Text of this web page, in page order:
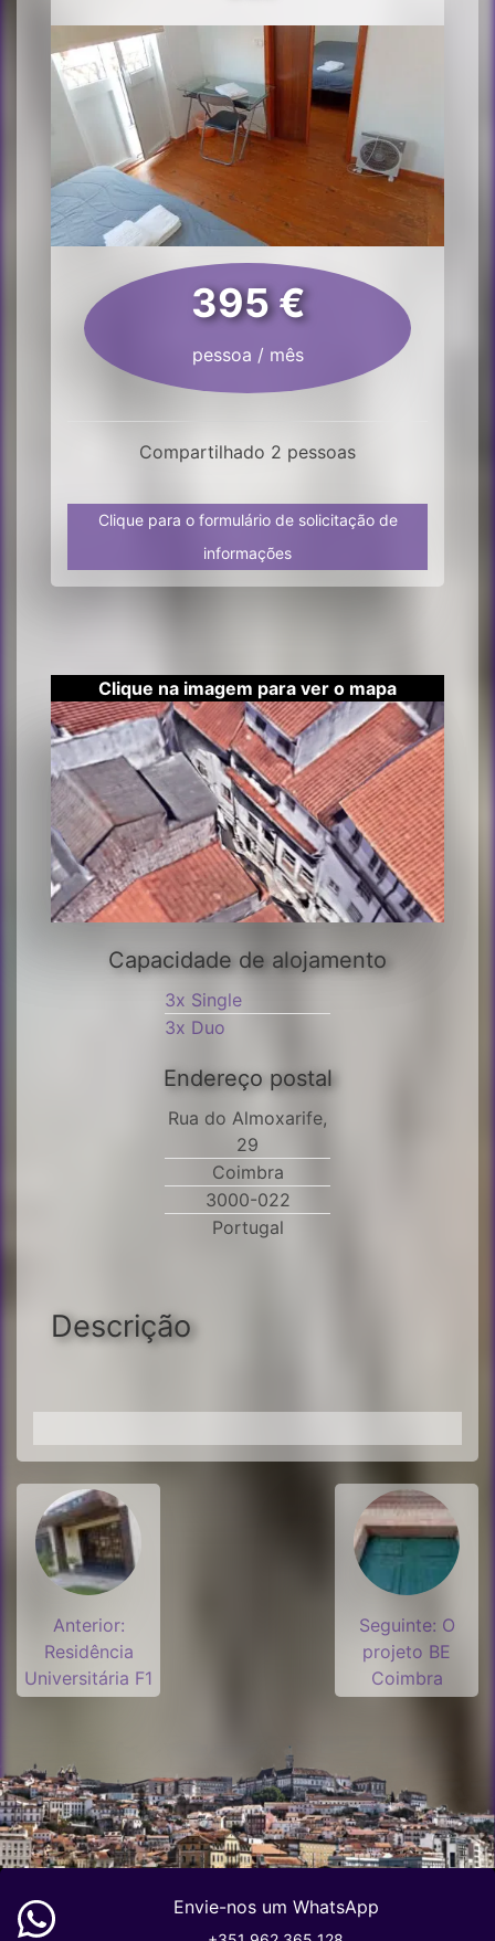
395 €
pessoa / mês
Compartilhado 2 pessoas
Clique para o formulário de solicitação de
informações
Clique na imagem para ver o mapa
Capacidade de alojamento
3x Single
3x Duo
Endereço postal
Rua do Almoxarife,
29
Coimbra
3000-022
Portugal
Descrição
Anterior:
Residência
Universitária F1
Seguinte: O
projeto BE
Coimbra
Envie-nos um WhatsApp